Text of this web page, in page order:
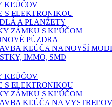
KĽÚČOV
S ELEKTRONIKOU
A PLANŽETY
ZÁMKU S KĽÚČOM
PÚZDRA
KĽÚČA NA NOVŠÍ
IMMO, SMD
KĽÚČOV
S ELEKTRONIKOU
ZÁMKU S KĽÚČOM
KĽÚČA NA